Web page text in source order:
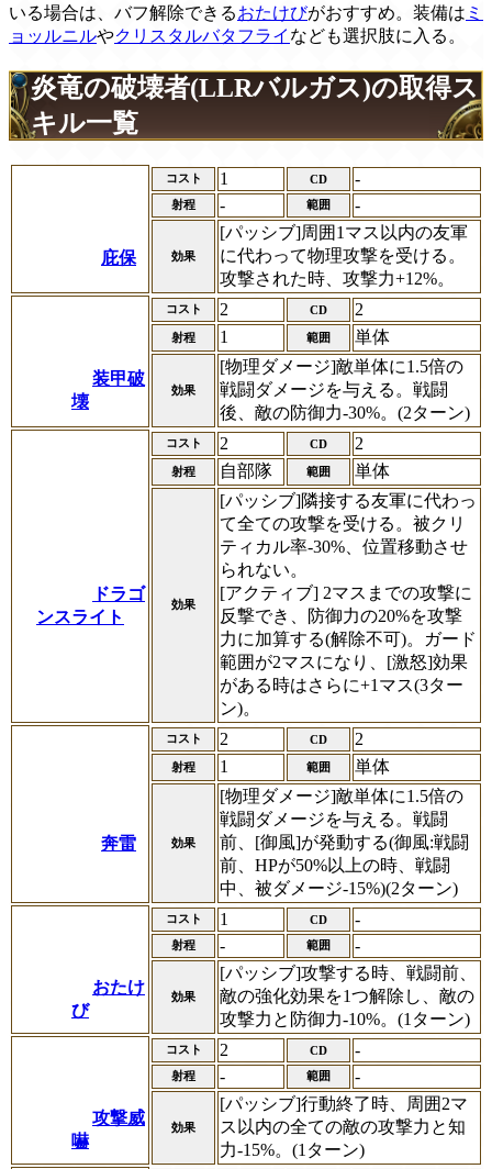
いる場合は、バフ解除できるおたけびがおすすめ。装備は ミ
ョッルニルやクリスタルバタフライ なども選択肢に入る。
炎竜の破壊者(LLRバルガス)の取得ス
キル一覧
庇保
コスト 1 CD -
射程 - 範囲 -
効果
[パッシブ]周囲1マス以内の友軍
に代わって物理攻撃を受ける。
攻撃された時、攻撃力+12%。
装甲破
壊
コスト 2 CD 2
射程 1 範囲 単体
効果
[物理ダメージ]敵単体に1.5倍の
戦闘ダメージを与える。戦闘
後、敵の防御力-30%。(2ターン)
ドラゴ
ンスライト
コスト 2 CD 2
射程 自部隊 範囲 単体
効果
[パッシブ]隣接する友軍に代わっ
て全ての攻撃を受ける。被クリ
ティカル率-30%、位置移動させ
られない。
[アクティブ] 2マスまでの攻撃に
反撃でき、防御力の20%を攻撃
力に加算する(解除不可)。ガード
範囲が2マスになり、[激怒]効果
がある時はさらに+1マス(3ター
ン)。
奔雷
コスト 2 CD 2
射程 1 範囲 単体
効果
[物理ダメージ]敵単体に1.5倍の
戦闘ダメージを与える。戦闘
前、[御風]が発動する(御風:戦闘
前、HPが50%以上の時、戦闘
中、被ダメージ-15%)(2ターン)
おたけ
び
コスト 1 CD -
射程 - 範囲 -
効果
[パッシブ]攻撃する時、戦闘前、
敵の強化効果を1つ解除し、敵の
攻撃力と防御力-10%。(1ターン)
攻撃威
嚇
コスト 2 CD -
射程 - 範囲 -
効果
[パッシブ]行動終了時、周囲2マ
ス以内の全ての敵の攻撃力と知
力-15%。(1ターン)